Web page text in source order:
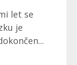
let se
je